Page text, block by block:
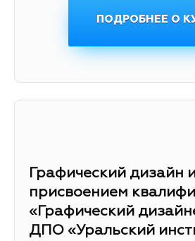
ПОДРОБНЕЕ О
Графический дизайн
присвоением
«Графический
ДПО «Уральский